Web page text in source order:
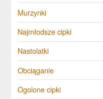
Murzynki
Najmłodsze cipki
Nastolatki
Obciąganie
Ogolone cipki